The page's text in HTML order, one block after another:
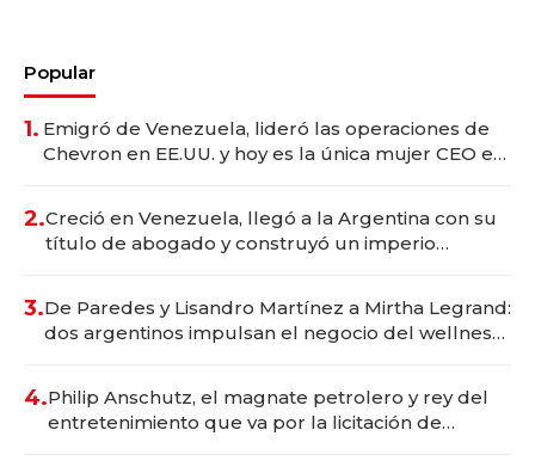
Popular
1. Emigró de Venezuela, lideró las operaciones de
Chevron en EE.UU. y hoy es la única mujer CEO en
2.Creció en Venezuela, llegó a la Argentina con su
título de abogado y construyó un imperio
3.De Paredes y Lisandro Martínez a Mirtha Legrand:
dos argentinos impulsan el negocio del wellness
4.Philip Anschutz, el magnate petrolero y rey del
entretenimiento que va por la licitación de